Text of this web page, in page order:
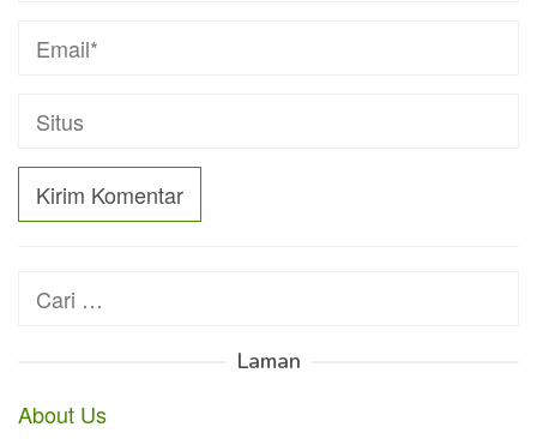
Cari
Laman
About Us